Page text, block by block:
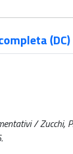
(DC)
/ Zucchi,